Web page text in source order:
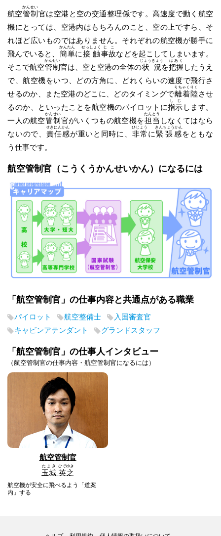
航空管制
かんせい
官は空港と空の交通整理係です。高速度で動く航空
機にとっては、空港内はもちろんのこと、空の上ですら、そ
れほど広いものではありません。それぞれの航空機が勝手に
飛んでいると、 簡単
かんたん
に接触
せっしょく
事故
じこ
などを起こしてしまいます。
そこで航空管制
かんせい
官は、空と空港の全体の状況
じょうきょう
を把握
はあく
したうえ
で、航空機をいつ、どの方角に、どれくらいの速度で飛行さ
せるのか、また空港のどこに、どのタイミングで離着陸
りちゃくりく
させ
るのか、といったことを航空機のパイロットに指示
しじ
します。
一人の航空管制
かんせい
官がいくつもの航空機を担当
たんとう
しなくてはなら
ないので、 責任感
せきにんかん
が重いと同時に、 非常
ひじょう
に 緊張感
きんちょうかん
をともな
う仕事です。
航空管制官 （こうくうかんせいかん） になるには
「航空管制官」の仕事内容と共通点がある職業
パイロット 航空整備士
入国審査官
キャビンアテンダント
グランドスタッフ
「航空管制官」の仕事人インタビュー
（航空管制官の仕事内容・航空管制官になるには）
航空管制官
玉城
たまき
英之
ひでゆき
航空機が安全に飛べるよう「道案
内」する